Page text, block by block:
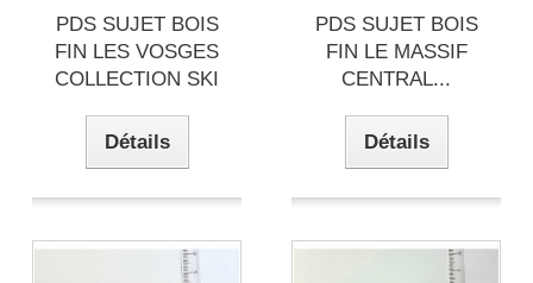
PDS SUJET BOIS
FIN LES VOSGES
COLLECTION SKI
Détails
PDS SUJET BOIS
FIN LE MASSIF
CENTRAL...
Détails